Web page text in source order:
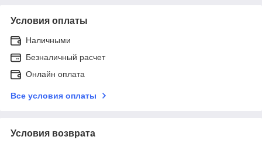
Условия оплаты
Наличными
Безналичный расчет
Онлайн оплата
Все условия оплаты
Условия возврата